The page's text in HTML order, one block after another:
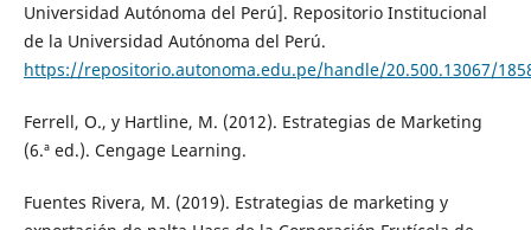
Universidad Autónoma del Perú]. Repositorio Institucional
de la Universidad Autónoma del Perú.
https://repositorio.autonoma.edu.pe/handle/20.500.13067/
Ferrell, O., y Hartline, M. (2012). Estrategias de Marketing
(6.ª ed.). Cengage Learning.
Fuentes Rivera, M. (2019). Estrategias de marketing y